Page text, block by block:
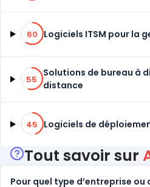
60% de compatibilité
60 Logiciels ITSM pour la
55% de compatibilité
55
Solutions de bureau à
distance
45% de compatibilité
45 Logiciels de
Tout savoir sur
Pour quel type d’entreprise